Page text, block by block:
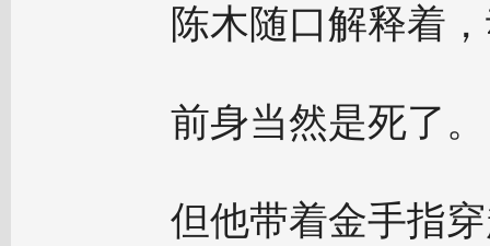
陈木随口解释着
前身当然是死了。
但他带着金手指